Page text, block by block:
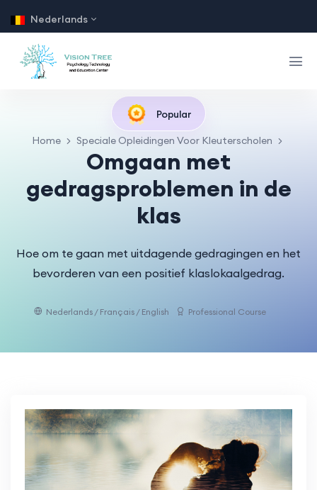
Nederlands
Popular
Home Speciale Opleidingen Voor Kleuterscholen
Omgaan met
gedragsproblemen in de
klas
Hoe om te gaan met uitdagende gedragingen en het
bevorderen van een positief klaslokaalgedrag.
Nederlands / Français / English Professional Course